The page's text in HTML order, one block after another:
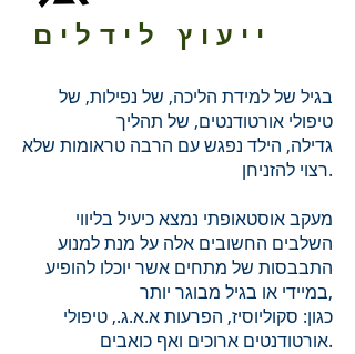
בגיל של למידת הליכה, של נפילות, של
טיפולי אורטודנטים, של תהליך
גדילה, הילד נפגש עם הרבה טראומות שלא
רצוי להזניחן.
מעקב אוסטאופתי נמצא כיעיל בליווי
השלבים החשובים אלה על מנת למנוע
התבבסות של מתחים אשר יוכלו להופיע
במיידי או בגיל מבוגר יותר,
כגון: סקוליוסיז, הפרעות א.א.ג., טיפולי
אורטודנטים ארוכים ואף כואבים.
ייעוץ לידלים